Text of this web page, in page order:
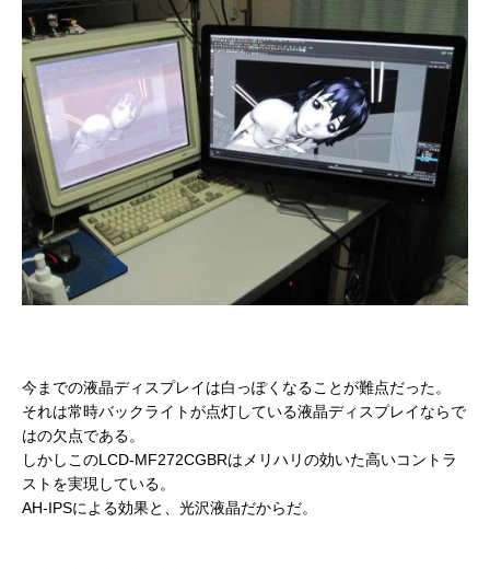
今までの液晶ディスプレイは白っぽくなることが難点だった。
それは常時バックライトが点灯している液晶ディスプレイならで
はの欠点である。
しかしこのLCD-MF272CGBRはメリハリの効いた高いコントラ
ストを実現している。
AH-IPSによる効果と、光沢液晶だからだ。